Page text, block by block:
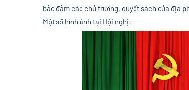
bảo đảm các chủ trương, quyết sách của địa
Một số hình ảnh tại Hội nghị: